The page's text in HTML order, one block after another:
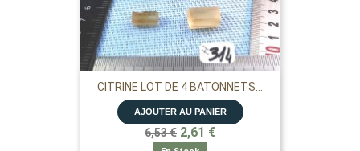
CITRINE LOT DE 4 BATONNETS...
AJOUTER AU PANIER
6,53 € 2,61 €